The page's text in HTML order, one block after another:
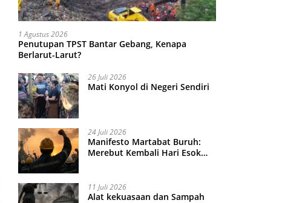
1 Agustus 2026
Penutupan TPST Bantar Gebang, Kenapa
Berlarut-Larut?
26 Juli 2026
Mati Konyol di Negeri Sendiri
24 Juli 2026
Manifesto Martabat Buruh:
Merebut Kembali Hari Esok
11 Juli 2026
Alat kekuasaan dan Sampah